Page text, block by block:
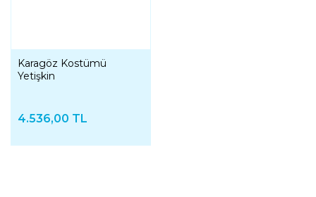
Karagöz Kostümü
Yetişkin
4.536,00 TL